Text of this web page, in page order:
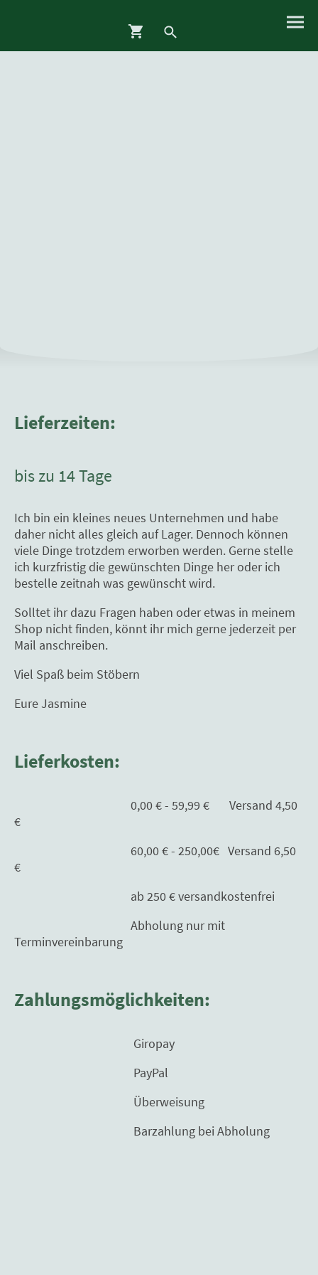
Lieferzeiten:
bis zu 14 Tage
Ich bin ein kleines neues Unternehmen und habe
daher nicht alles gleich auf Lager. Dennoch können
viele Dinge trotzdem erworben werden. Gerne stelle
ich kurzfristig die gewünschten Dinge her oder ich
bestelle zeitnah was gewünscht wird.
Solltet ihr dazu Fragen haben oder etwas in meinem
Shop nicht finden, könnt ihr mich gerne jederzeit per
Mail anschreiben.
Viel Spaß beim Stöbern
Eure Jasmine
Lieferkosten:
0,00 € - 59,99 € Versand 4,50
€
60,00 € - 250,00€ Versand 6,50
€
ab 250 € versandkostenfrei
Abholung nur mit
Terminvereinbarung
Zahlungsmöglichkeiten:
Giropay
PayPal
Überweisung
Barzahlung bei Abholung